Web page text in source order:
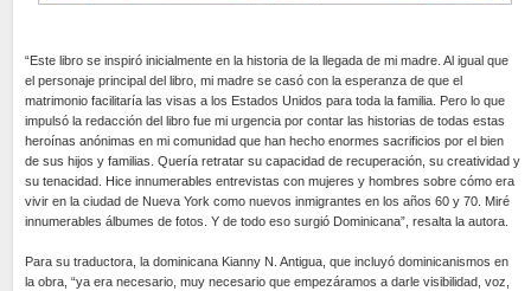
“Este libro se inspiró inicialmente en la historia de la llegada de mi madre. Al igual que
el personaje principal del libro, mi madre se casó con la esperanza de que el
matrimonio facilitaría las visas a los Estados Unidos para toda la familia. Pero lo que
impulsó la redacción del libro fue mi urgencia por contar las historias de todas estas
heroínas anónimas en mi comunidad que han hecho enormes sacrificios por el bien
de sus hijos y familias. Quería retratar su capacidad de recuperación, su creatividad y
su tenacidad. Hice innumerables entrevistas con mujeres y hombres sobre cómo era
vivir en la ciudad de Nueva York como nuevos inmigrantes en los años 60 y 70. Miré
innumerables álbumes de fotos. Y de todo eso surgió Dominicana”, resalta la autora.
Para su traductora, la dominicana Kianny N. Antigua, que incluyó dominicanismos en
la obra, “ya era necesario, muy necesario que empezáramos a darle visibilidad, voz,